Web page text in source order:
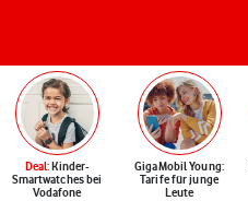
Deal: Kinder-
Smartwatches bei
Vodafone
GigaMobil Young:
Tarife für junge
Leute